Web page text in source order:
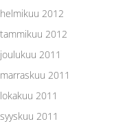
helmikuu 2012
tammikuu 2012
joulukuu 2011
marraskuu 2011
lokakuu 2011
syyskuu 2011